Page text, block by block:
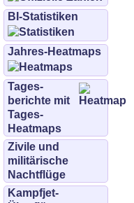
BI-Statistiken
Jahres-Heatmaps
Tages­
berichte mit
Tages-
Heatmaps
Zivile und
militärische
Nachtflüge
Kampfjet-